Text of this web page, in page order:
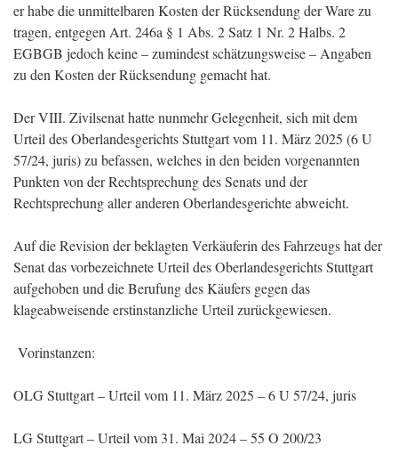
er habe die unmittelbaren Kosten der Rücksendung der Ware zu
tragen, entgegen Art. 246a § 1 Abs. 2 Satz 1 Nr. 2 Halbs. 2
EGBGB jedoch keine – zumindest schätzungsweise – Angaben
zu den Kosten der Rücksendung gemacht hat.
Der VIII. Zivilsenat hatte nunmehr Gelegenheit, sich mit dem
Urteil des Oberlandesgerichts Stuttgart vom 11. März 2025 (6 U
57/24, juris) zu befassen, welches in den beiden vorgenannten
Punkten von der Rechtsprechung des Senats und der
Rechtsprechung aller anderen Oberlandesgerichte abweicht.
Auf die Revision der beklagten Verkäuferin des Fahrzeugs hat der
Senat das vorbezeichnete Urteil des Oberlandesgerichts Stuttgart
aufgehoben und die Berufung des Käufers gegen das
klageabweisende erstinstanzliche Urteil zurückgewiesen.
Vorinstanzen:
OLG Stuttgart – Urteil vom 11. März 2025 – 6 U 57/24, juris
LG Stuttgart – Urteil vom 31. Mai 2024 – 55 O 200/23